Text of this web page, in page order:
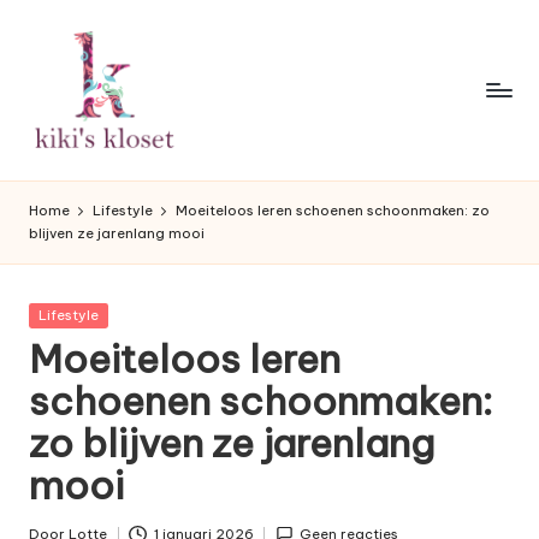
inhoud
K
i
k
i'
s
K
l
o
s
een
Home Lifestyle
Moeiteloos leren schoenen schoonmaken: zo
blijven ze jarenlang mooi
Geplaatst
Lifestyle
Moeiteloos leren
schoenen schoonmaken:
zo blijven ze jarenlang
mooi
Door Lotte 1 januari 2026 Geen reacties